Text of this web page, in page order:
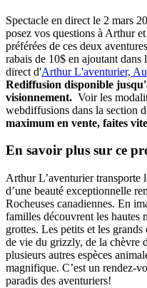
Spectacle en direct le 2 mars
posez vos questions à Arthur
préférées de ces deux
rabais de 10$ en ajoutant dans
direct d'Arthur L'aventurier,
Rediffusion disponible
visionnement. Voir les
webdiffusions dans la section
maximum en vente, faites
En savoir plus sur ce
Arthur L’aventurier transporte
d’une beauté exceptionnelle
Rocheuses canadiennes. En
familles découvrent les hautes
grottes. Les petits et les
de vie du grizzly, de la chèvre
plusieurs autres espèces
magnifique. C’est un rendez-
paradis des aventuriers!